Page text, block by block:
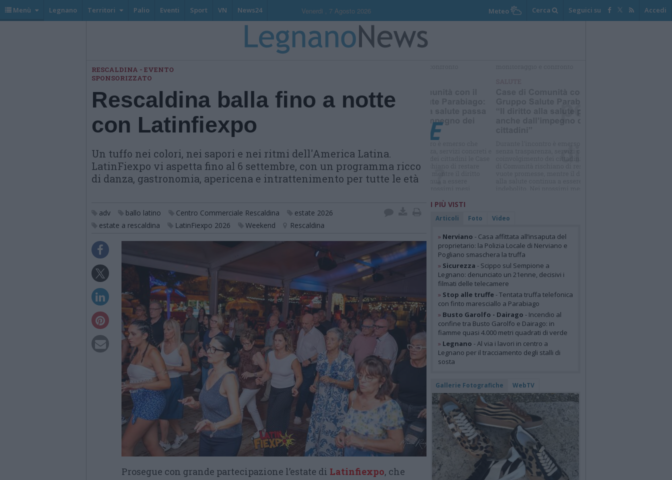
Menù Legnano Territori Palio Eventi Sport VN News24 Venerdi , 7 Agosto 2026 Meteo Cerca Seguici su Accedi
RESCALDINA - EVENTO
SPONSORIZZATO
Rescaldina balla fino a notte
con Latinfiexpo
Un tuffo nei colori, nei sapori e nei ritmi dell'America Latina.
LatinFiexpo vi aspetta fino al 6 settembre, con un programma ricco
di danza, gastronomia, apericena e intrattenimento per tutte le età
adv ballo latino Centro Commerciale Rescaldina
estate 2026
estate a rescaldina
LatinFiexpo 2026 Weekend Rescaldina
Prosegue con grande partecipazione l’estate di Latinfiexpo, che
I PIÙ VISTI
Articoli Foto Video
» Nerviano - Casa affittata all’insaputa del
proprietario: la Polizia Locale di Nerviano e
Pogliano smaschera la truffa
» Sicurezza - Scippo sul Sempione a
Legnano: denunciato un 21enne, decisivi i
filmati delle telecamere
» Stop alle truffe- Tentata truffa telefonica
con finto maresciallo a Parabiago
» Busto Garolfo - Dairago - Incendio al
confine tra Busto Garolfo e Dairago: in
fiamme quasi 4.000 metri quadrati di verde
» Legnano - Al via i lavori in centro a
Legnano per il tracciamento degli stalli di
sosta
Gallerie Fotografiche WebTV